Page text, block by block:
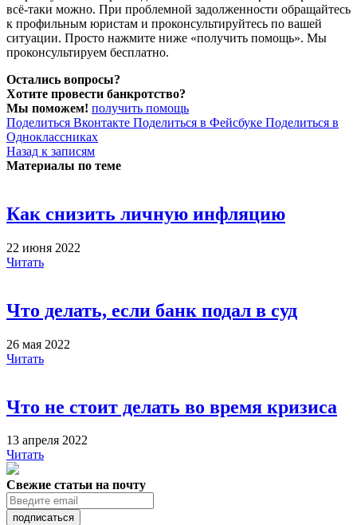
всё-таки можно. При проблемной задолженности обращайтесь
к профильным юристам и проконсультируйтесь по вашей
ситуации. Просто нажмите ниже «получить помощь». Мы
проконсультируем бесплатно.
Остались вопросы?
Хотите провести банкротство?
Мы поможем! получить помощь
Поделиться Вконтакте Поделиться в Фейсбуке Поделиться в
Одноклассниках
Назад к записям
Материалы по теме
Как снизить личную инфляцию
22 июня 2022
Читать
Что делать, если банк подал в суд
26 мая 2022
Читать
Что не стоит делать во время кризиса
13 апреля 2022
Читать
Свежие статьи на почту
подписаться